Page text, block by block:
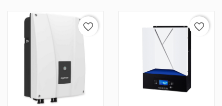
favorite_border favorite_border